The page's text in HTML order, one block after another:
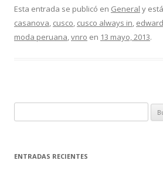
e
b
itt
er
m
p
Esta entrada se publicó en General y
casanova, cusco, cusco always in,
moda peruana,vnro en 13 mayo, 2013.
u
c
ENTRADAS RECIENTES